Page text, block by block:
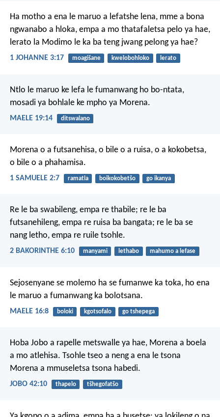
Ha motho a ena le maruo a lefatshe lena, mme a bona
ngwanabo a hloka, empa a mo thatafaletsa pelo ya hae,
lerato la Modimo le ka ba teng jwang pelong ya hae?
1 JOHANNE 3:17 moagišane kwelobohloko lerato
Ntlo le maruo ke lefa le fumanwang ho bo-ntata,
mosadi ya bohlale ke mpho ya Morena.
MAELE 19:14 ditswalano
Morena o a futsanehisa, o bile o a ruisa, o a kokobetsa,
o bile o a phahamisa.
1 SAMUELE 2:7 ramatla boikokobetšo go ikanya
Re le ba swabileng, empa re thabile; re le ba
futsanehileng, empa re ruisa ba bangata; re le ba se
nang letho, empa re ruile tsohle.
2 BAKORINTHE 6:10 manyami lethabo mahumo a lefase
Sejosenyane se molemo ha se fumanwe ka toka, ho ena
le maruo a fumanwang ka bolotsana.
MAELE 16:8 boloki kgotsofalo go tshepega
Hoba Jobo a rapelle metswalle ya hae, Morena a boela
a mo atlehisa. Tsohle tseo a neng a ena le tsona
Morena a mmuseletsa tsona habedi.
JOBO 42:10 thapelo tšhegofatšo